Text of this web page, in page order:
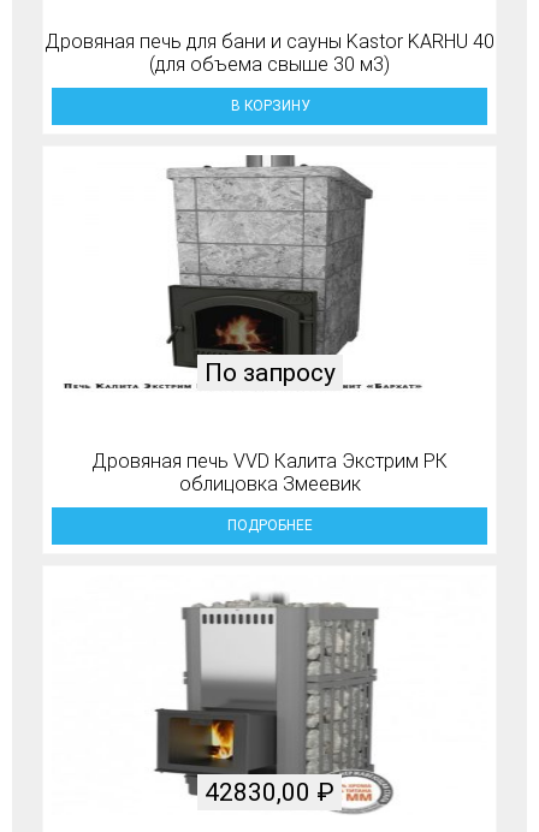
Дровяная печь для бани и сауны Kastor KARHU 40
(для объема свыше 30 м3)
В КОРЗИНУ
Дровяная печь VVD Калита Экстрим РК
облицовка Змеевик
По запросу
ПОДРОБНЕЕ
42830,00 ₽